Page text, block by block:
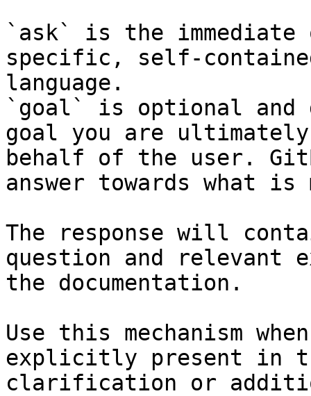
`ask` is the
specific, self-
language.
`goal` is optional and
goal you are
behalf of the user.
answer towards what
The response will
question and relevant
the documentation.
Use this mechanism
explicitly present in
clarification or